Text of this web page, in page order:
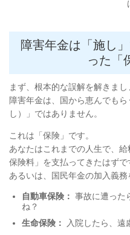
障害年金は「施し
った「
まず、根本的な誤解を解きまし
障害年金は、国から恵んでも
し）」ではありません。
これは「保険」です。
あなたはこれまでの人生で、
保険料」を支払ってきたはずで
あるいは、国民年金の加入義務
自動車保険： 事故に遭った
ね？
生命保険：
入院したら、遠